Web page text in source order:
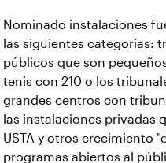
Nominado instalaciones
las siguientes categorías:
públicos que son
tenis con 210 o los
grandes centros con
las instalaciones privadas
USTA y otros crecimiento
programas abiertos al